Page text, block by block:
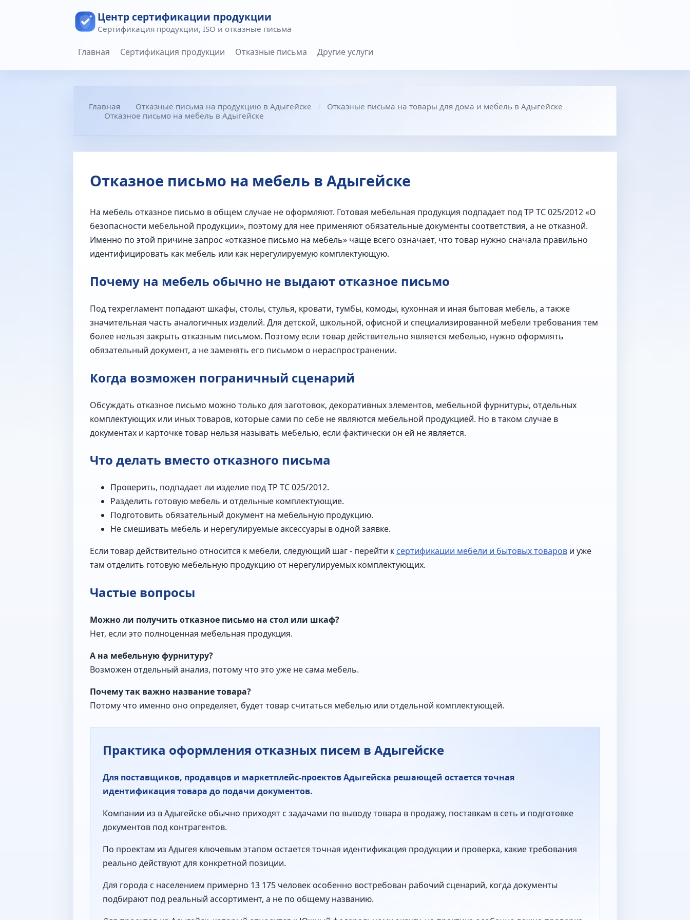
Центр сертификации продукции
Сертификация продукции, ISO и отказные письма
Главная Сертификация продукции Отказные письма Другие услуги
Главная Отказные письма на продукцию в Адыгейске
Отказные письма на товары для дома и мебель в Адыгейске
Отказное письмо на мебель в Адыгейске
Отказное письмо на мебель в Адыгейске
На мебель отказное письмо в общем случае не оформляют. Готовая мебельная продукция подпадает под ТР ТС 025/2012 «О
безопасности мебельной продукции», поэтому для нее применяют обязательные документы соответствия, а не отказной.
Именно по этой причине запрос «отказное письмо на мебель» чаще всего означает, что товар нужно сначала правильно
идентифицировать как мебель или как нерегулируемую комплектующую.
Почему на мебель обычно не выдают отказное письмо
Под техрегламент попадают шкафы, столы, стулья, кровати, тумбы, комоды, кухонная и иная бытовая мебель, а также
значительная часть аналогичных изделий. Для детской, школьной, офисной и специализированной мебели требования тем
более нельзя закрыть отказным письмом. Поэтому если товар действительно является мебелью, нужно оформлять
обязательный документ, а не заменять его письмом о нераспространении.
Когда возможен пограничный сценарий
Обсуждать отказное письмо можно только для заготовок, декоративных элементов, мебельной фурнитуры, отдельных
комплектующих или иных товаров, которые сами по себе не являются мебельной продукцией. Но в таком случае в
документах и карточке товар нельзя называть мебелью, если фактически он ей не является.
Что делать вместо отказного письма
Проверить, подпадает ли изделие под ТР ТС 025/2012.
Разделить готовую мебель и отдельные комплектующие.
Подготовить обязательный документ на мебельную продукцию.
Не смешивать мебель и нерегулируемые аксессуары в одной заявке.
Если товар действительно относится к мебели, следующий шаг - перейти к сертификации мебели и бытовых товаров и уже
там отделить готовую мебельную продукцию от нерегулируемых комплектующих.
Частые вопросы
Можно ли получить отказное письмо на стол или шкаф?
Нет, если это полноценная мебельная продукция.
А на мебельную фурнитуру?
Возможен отдельный анализ, потому что это уже не сама мебель.
Почему так важно название товара?
Потому что именно оно определяет, будет товар считаться мебелью или отдельной комплектующей.
Практика оформления отказных писем в Адыгейске
Для поставщиков, продавцов и маркетплейс-проектов Адыгейска решающей остается точная
идентификация товара до подачи документов.
Компании из в Адыгейске обычно приходят с задачами по выводу товара в продажу, поставкам в сеть и подготовке
документов под контрагентов.
По проектам из Адыгея ключевым этапом остается точная идентификация продукции и проверка, какие требования
реально действуют для конкретной позиции.
Для города с населением примерно 13 175 человек особенно востребован рабочий сценарий, когда документы
подбирают под реальный ассортимент, а не по общему названию.